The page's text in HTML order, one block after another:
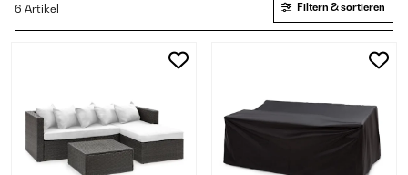
6 Artikel Filtern & sortieren